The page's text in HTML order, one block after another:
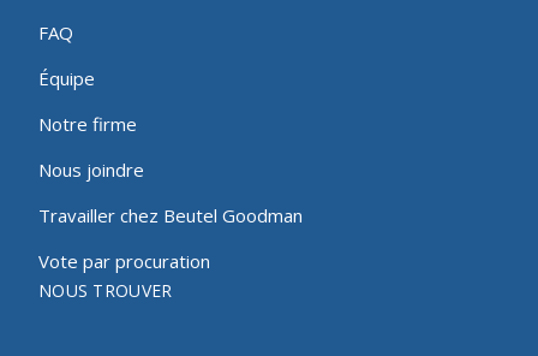
FAQ
Équipe
Notre firme
Nous joindre
Travailler chez Beutel Goodman
Vote par procuration
NOUS TROUVER